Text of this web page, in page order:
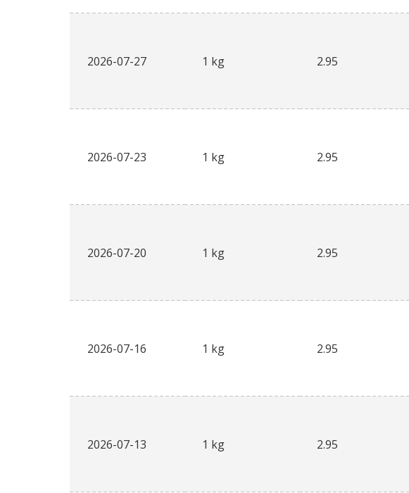
2026-07-27 1 kg 2.95
2026-07-23 1 kg 2.95
2026-07-20 1 kg 2.95
2026-07-16 1 kg 2.95
2026-07-13 1 kg 2.95